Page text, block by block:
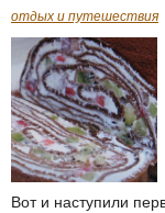
отдых и путешествия
Вот и наступили